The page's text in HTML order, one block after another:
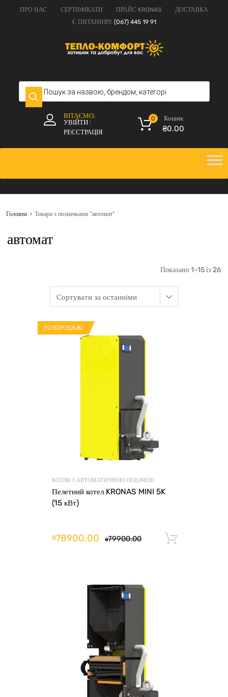
ПРО НАС СЕРТИФІКАТИ ПРАЙС KRONAS
ДОСТАВКА
Є ПИТАННЯ?: (067) 445 19 91
ВІТАЄМО.
УВІЙТИ
РЕЄСТРАЦІЯ
Кошик
₴0.00
0
Головна Товари з позначками “автомат”
автомат
Показано 1–15 із 26
РОЗПРОДАЖ!
КОТЛИ З АВТОМАТИЧНОЮ ПОДАЧЕЮ
Пелетний котел KRONAS MINI 5K
(15 кВт)
₴79900.00
₴78900.00